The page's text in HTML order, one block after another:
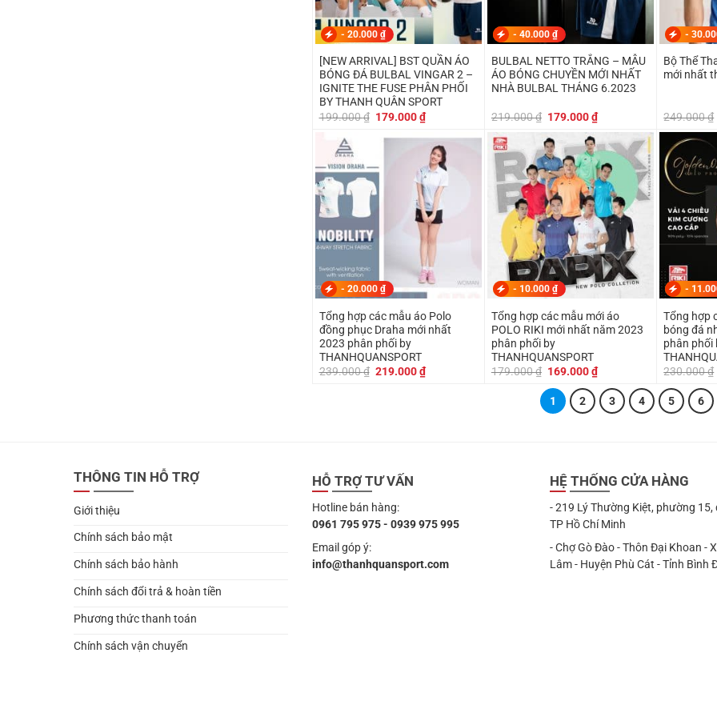
- 20.000 ₫
[NEW ARRIVAL] BST QUẦN ÁO
BÓNG ĐÁ BULBAL VINGAR 2 –
IGNITE THE FUSE PHÂN PHỐI
BY THANH QUÂN SPORT
199.000₫ Giá
là:
179.000₫Giá
hiện
tại
là:
179.000 ₫.
- 40.000 ₫
BULBAL NETTO TRẮNG – MẪU
ÁO BÓNG CHUYỀN MỚI NHẤT
NHÀ BULBAL THÁNG 6.2023
219.000₫ Giá
là:
219.000 ₫.
179.000₫Giá
hiện
là:
179.000 ₫.
-
Bộ Thể
mới nhất
249.000₫
- 20.000 ₫
Tổng hợp các mẫu áo Polo
đồng phục Draha mới nhất
2023 phân phối by
THANHQUANSPORT
239.000₫ Giá
219.000₫Giá
hiện
- 10.000 ₫
Tổng hợp các mẫu mới áo
POLO RIKI mới nhất năm 2023
phân phối by
THANHQUANSPORT
179.000₫ Giá
là:
179.000 ₫.
169.000₫Giá
hiện
tại
là:
169.000 ₫.
-
Tổng hợp
bóng đá
phân phối
230.000₫
1 2 3 4 5 6
THÔNG TIN HỖ TRỢ
Giới thiệu
Chính sách bảo mật
Chính sách bảo hành
Chính sách đổi trả & hoàn tiền
Phương thức thanh toán
Chính sách vận chuyển
HỖ TRỢ TƯ VẤN
Hotline bán hàng:
0961 795 975 - 0939 975 995
Email góp ý:
info@thanhquansport.com
HỆ THỐNG CỬA HÀNG
- 219 Lý Thường Kiệt, phường 15,
TP Hồ Chí Minh
- Chợ Gò Đào - Thôn Đại Khoan -
Lâm - Huyện Phù Cát - Tỉnh Bình